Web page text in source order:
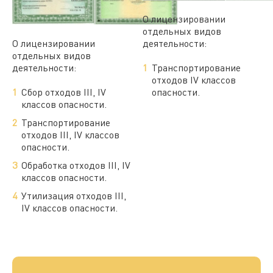
О лицензировании
отдельных видов
деятельности:
Сбор отходов III, IV
классов опасности.
Транспортирование
отходов III, IV классов
опасности.
Обработка отходов III, IV
классов опасности.
Утилизация отходов III,
IV классов опасности.
О лицензировании
отдельных видов
деятельности:
Транспортирование
отходов IV классов
опасности.